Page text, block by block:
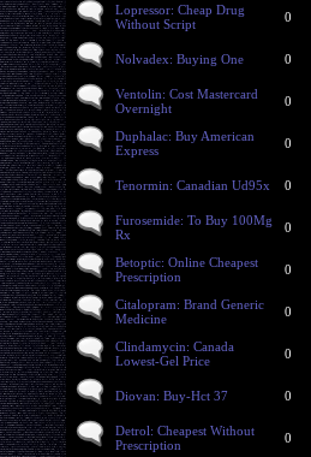
Lopressor: Cheap Drug
Without Script
0
Nolvadex: Buying One 0
Ventolin: Cost Mastercard
Overnight
0
Duphalac: Buy American
Express
0
Tenormin: Canadian Ud95x 0
Furosemide: To Buy 100Mg
Rx
0
Betoptic: Online Cheapest
Prescription
0
Citalopram: Brand Generic
Medicine
0
Clindamycin: Canada
Lowest-Gel Price
0
Diovan: Buy-Hct 37 0
Detrol: Cheapest Without
Prescription
0